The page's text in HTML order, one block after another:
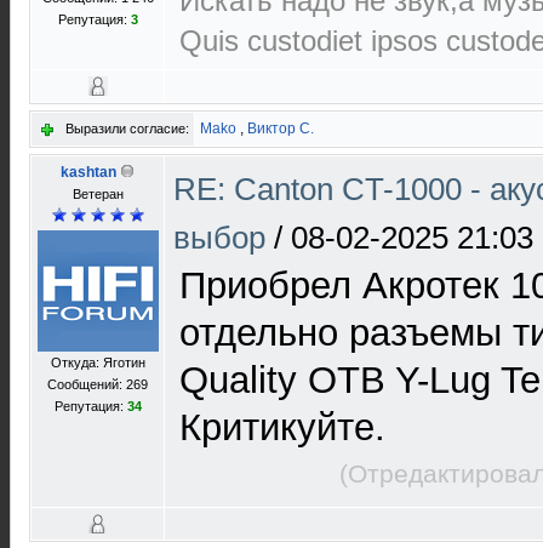
Репутация: 3
Quis custodiet ipsos
Выразили согласие: Mako , Виктор С.
kashtan
Ветеран
Откуда: Яготин
Сообщений: 269
Репутация: 34
RE: Canton CT-1000 -
выбор / 08-02-2025 21:03
Приобрел Акротек
отдельно разъемы
Quality OTB Y-Lug
Критикуйте.